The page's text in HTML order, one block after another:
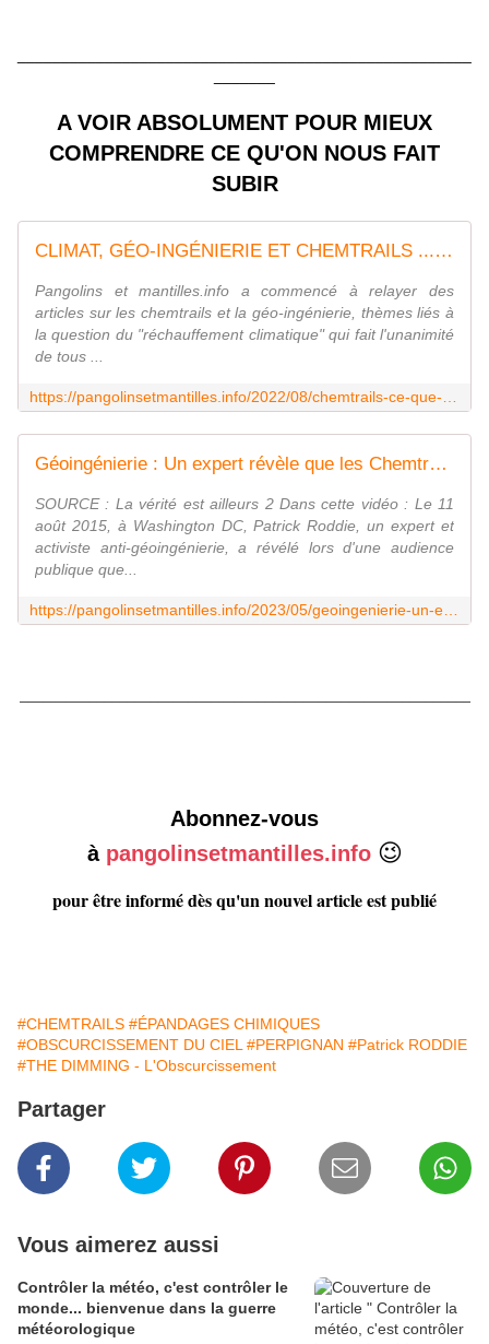
A VOIR ABSOLUMENT POUR MIEUX
COMPRENDRE CE QU'ON NOUS FAIT
SUBIR
CLIMAT, GÉO-INGÉNIERIE ET CHEMTRAILS ... ou comment on nous obscurcit le jugement ! - Pangolins et mantilles
Pangolins et mantilles.info a commencé à relayer des
articles sur les chemtrails et la géo-ingénierie, thèmes liés à
la question du "réchauffement climatique" qui fait l'unanimité
de tous ...
Géoingénierie : Un expert révèle que les Chemtrails sont bien réels ! - 2015 - Pangolins et mantilles
SOURCE : La vérité est ailleurs 2 Dans cette vidéo : Le 11
août 2015, à Washington DC, Patrick Roddie, un expert et
activiste anti-géoingénierie, a révélé lors d'une audience
publique que...
Abonnez-vous
à pangolinsetmantilles.info 😉
pour être informé dès qu'un nouvel article est publié
#CHEMTRAILS #ÉPANDAGES CHIMIQUES
#OBSCURCISSEMENT DU CIEL #PERPIGNAN #Patrick RODDIE
#THE DIMMING - L'Obscurcissement
Partager
Vous aimerez aussi
Contrôler la météo, c'est contrôler le
monde... bienvenue dans la guerre
météorologique